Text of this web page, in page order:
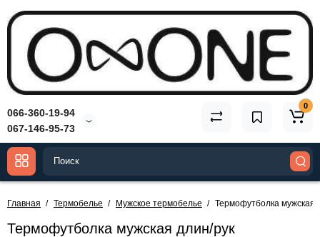
066-360-19-94
067-146-95-73
0
Главная Термобелье Мужское термобелье Термофутболка мужская
Термофутболка мужская длин/рук